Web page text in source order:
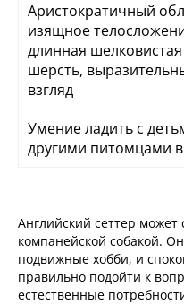
Аристократичный
изящное
длинная шелковистая
шерсть,
взгляд
Умение ладить с
другими питомцами
Английский сеттер может
компанейской собакой.
подвижные хобби, и
правильно подойти к
естественные